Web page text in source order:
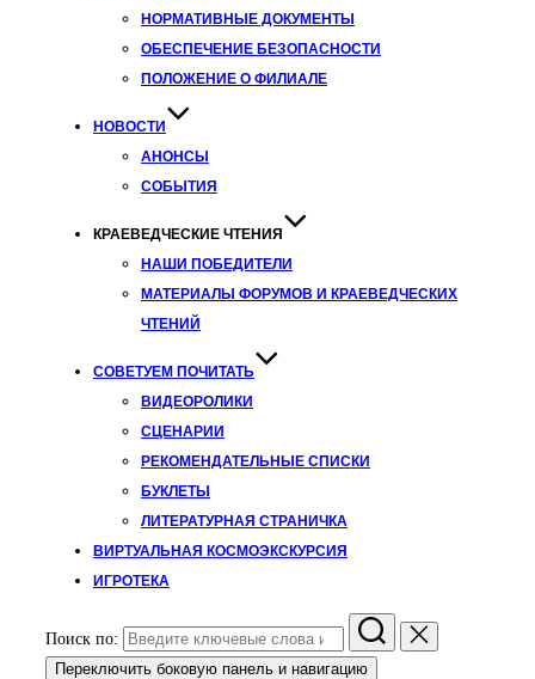
НОРМАТИВНЫЕ ДОКУМЕНТЫ
ОБЕСПЕЧЕНИЕ БЕЗОПАСНОСТИ
ПОЛОЖЕНИЕ О ФИЛИАЛЕ
НОВОСТИ
АНОНСЫ
СОБЫТИЯ
КРАЕВЕДЧЕСКИЕ ЧТЕНИЯ
НАШИ ПОБЕДИТЕЛИ
МАТЕРИАЛЫ ФОРУМОВ И КРАЕВЕДЧЕСКИХ
ЧТЕНИЙ
СОВЕТУЕМ ПОЧИТАТЬ
ВИДЕОРОЛИКИ
СЦЕНАРИИ
РЕКОМЕНДАТЕЛЬНЫЕ СПИСКИ
БУКЛЕТЫ
ЛИТЕРАТУРНАЯ СТРАНИЧКА
ВИРТУАЛЬНАЯ КОСМОЭКСКУРСИЯ
ИГРОТЕКА
Поиск по:
Переключить боковую панель и навигацию